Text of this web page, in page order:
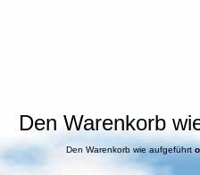
Den Warenkorb
Den Warenkorb wie aufgeführt